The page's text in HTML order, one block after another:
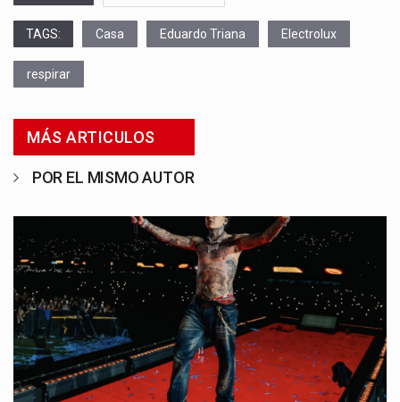
TAGS: Casa Eduardo Triana Electrolux
respirar
MÁS ARTICULOS
POR EL MISMO AUTOR